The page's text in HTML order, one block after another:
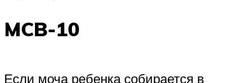
MCB-10
Если моча ребенка собирается в